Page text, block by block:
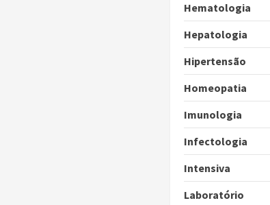
Hematologia
Hepatologia
Hipertensão
Homeopatia
Imunologia
Infectologia
Intensiva
Laboratório